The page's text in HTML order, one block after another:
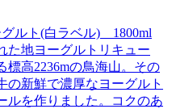
ルト(白ラベル) 1800ml
た地ヨーグルトリキュー
標高2236mの鳥海山。その
の新鮮で濃厚なヨーグルト
ルを作りました。コクのあ